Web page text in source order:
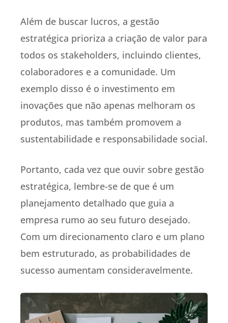
Além de buscar lucros, a gestão
estratégica prioriza a criação de valor para
todos os stakeholders, incluindo clientes,
colaboradores e a comunidade. Um
exemplo disso é o investimento em
inovações que não apenas melhoram os
produtos, mas também promovem a
sustentabilidade e responsabilidade social.
Portanto, cada vez que ouvir sobre gestão
estratégica, lembre-se de que é um
planejamento detalhado que guia a
empresa rumo ao seu futuro desejado.
Com um direcionamento claro e um plano
bem estruturado, as probabilidades de
sucesso aumentam consideravelmente.